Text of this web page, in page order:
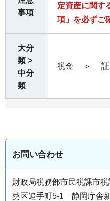
事項
定資産に関す
項」を必ずご
大分
類 >
中分
類
税金 ＞
お問い合わせ
財政局税務部市民税課市
葵区追手町5-1 静岡庁舎